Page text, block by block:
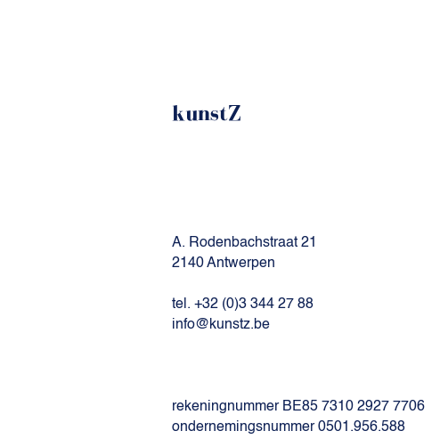
kunstZ
A. Rodenbachstraat 21
2140 Antwerpen
tel. +32 (0)3 344 27 88
info@kunstz.be
rekeningnummer BE85 7310 2927 7706
ondernemingsnummer 0501.956.588